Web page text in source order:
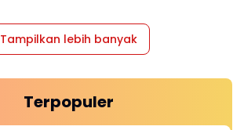
Tampilkan lebih banyak
Terpopuler